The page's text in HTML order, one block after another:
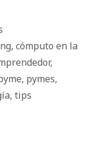
, cómputo en la
,
, pymes,
, tips